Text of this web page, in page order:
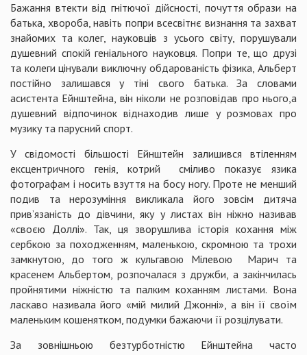
Бажання втекти від гнітючої дійсності, почуття образи на
батька, хвороба, навіть попри всесвітнє визнання та захват
знайомих та колег, науковців з усього світу, порушували
душевний спокій геніального науковця. Попри те, що друзі
та колеги цінували виключну обдарованість фізика, Альберт
постійно залишався у тіні свого батька. За словами
асистента Ейнштейна, він ніколи не розповідав про нього,а
душевний відпочинок віднаходив лише у розмовах про
музику та парусний спорт.
У свідомості більшості Ейнштейн залишився втіленням
ексцентричного генія, котрий сміливо показує язика
фотографам і носить взуття на босу ногу. Проте не менший
подив та нерозуміння викликала його зовсім дитяча
прив’язаність до дівчини, яку у листах він ніжно називав
«своєю Доллі». Так, ця зворушлива історія кохання між
сербкою за походженням, маленькою, скромною та трохи
замкнутою, до того ж кульгавою Мілевою Марич та
красенем Альбертом, розпочалася з дружби, а закінчилась
пройнятими ніжністю та палким коханням листами. Вона
ласкаво називала його «мій милий Джонні», а він її своїм
маленьким кошенятком, подумки бажаючи її розцілувати.
За зовнішньою безтурботністю Ейнштейна часто